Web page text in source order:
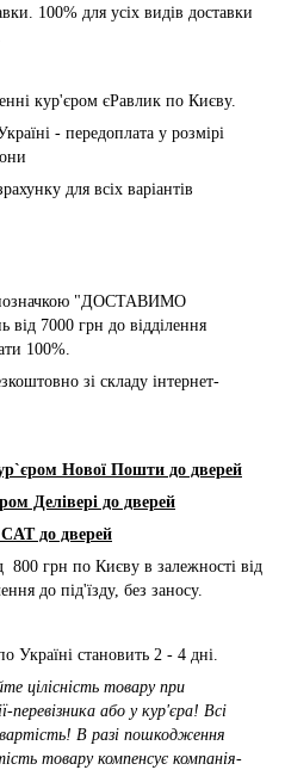
100% для усіх видів доставки
кур'єром єРавлик по Києву.
- передоплата у розмірі
для всіх варіантів
позначкою "ДОСТАВИМО
7000 грн до відділення
100%.
зі складу інтернет-
Нової Пошти до дверей
Делівері до дверей
до дверей
800 грн по Києву в залежності від
до під'їзду, без заносу.
Україні становить 2 - 4 дні.
цілісність товару при
перевізника або у кур'єра! Всі
В разі пошкодження
товару компенсує компанія-